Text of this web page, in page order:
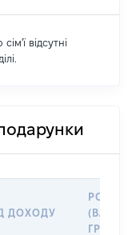
відсутні
ДОХОДУ
РОЗМІР
ГРН